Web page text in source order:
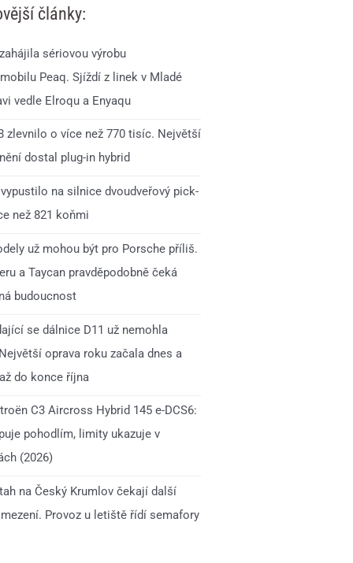
články:
sériovou výrobu
Peaq. Sjíždí z linek v Mladé
vedle Elroqu a Enyaqu
zlevnilo o více než 770 tisíc. Největší
dostal plug-in hybrid
na silnice dvoudveřový pick-
než 821 koňmi
už mohou být pro Porsche příliš.
a Taycan pravděpodobně čeká
budoucnost
se dálnice D11 už nemohla
oprava roku začala dnes a
do konce října
C3 Aircross Hybrid 145 e-DCS6:
pohodlím, limity ukazuje v
(2026)
na Český Krumlov čekají další
Provoz u letiště řídí semafory